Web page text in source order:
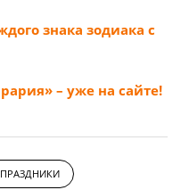
знака зодиака с
– уже на сайте!
ПРАЗДНИКИ